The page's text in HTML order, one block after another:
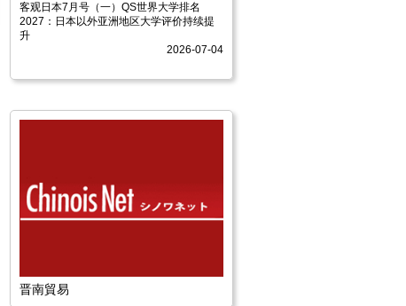
客观日本7月号（一）QS世界大学排名
2027：日本以外亚洲地区大学评价持续提
升
2026-07-04
晋南貿易